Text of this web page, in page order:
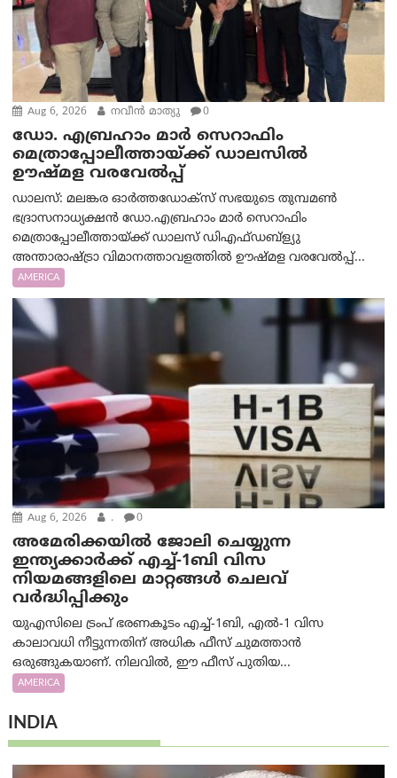
Aug 6, 2026 നവീൻ മാത്യു 0
ഡോ. എബ്രഹാം മാർ സെറാഫിം
മെത്രാപ്പോലീത്തായ്ക്ക് ഡാലസിൽ
ഊഷ്മള വരവേൽപ്പ്
ഡാലസ്: മലങ്കര ഓർത്തഡോക്സ് സഭയുടെ തുമ്പമൺ
ഭദ്രാസനാധ്യക്ഷൻ ഡോ.എബ്രഹാം മാർ സെറാഫിം
മെത്രാപ്പോലീത്തായ്ക്ക് ഡാലസ് ഡിഎഫ്ഡബ്ള്യു
അന്താരാഷ്ട്രാ വിമാനത്താവളത്തിൽ ഊഷ്മള വരവേൽപ്പ്...
AMERICA
Aug 6, 2026 . 0
അമേരിക്കയില്‍ ജോലി ചെയ്യുന്ന
ഇന്ത്യക്കാർക്ക് എച്ച്-1ബി വിസ
നിയമങ്ങളിലെ മാറ്റങ്ങൾ ചെലവ്
വർദ്ധിപ്പിക്കും
യുഎസിലെ ട്രംപ് ഭരണകൂടം എച്ച്-1ബി, എൽ-1 വിസ
കാലാവധി നീട്ടുന്നതിന് അധിക ഫീസ് ചുമത്താൻ
ഒരുങ്ങുകയാണ്. നിലവിൽ, ഈ ഫീസ് പുതിയ...
AMERICA
INDIA